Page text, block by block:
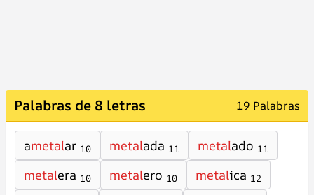
Palabras de 8 letras 19 Palabras
ametalar 10 metalada 11 metalado 11
metalera 10 metalero 10 metalica 12